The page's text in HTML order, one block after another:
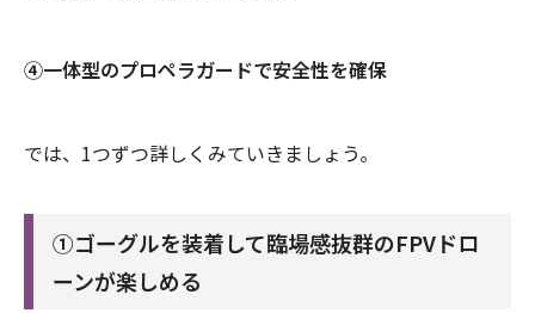
④一体型のプロペラガードで安全性を確保
では、1つずつ詳しくみていきましょう。
①ゴーグルを装着して臨場感抜群のFPVドロ
ーンが楽しめる